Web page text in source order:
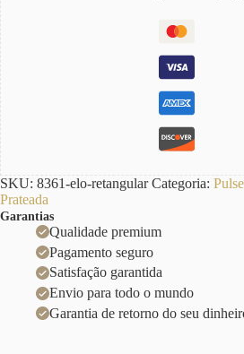
SKU: 8361-elo-retangular Categoria:
Prateada
Garantias
Qualidade premium
Pagamento seguro
Satisfação garantida
Envio para todo o mundo
Garantia de retorno do seu